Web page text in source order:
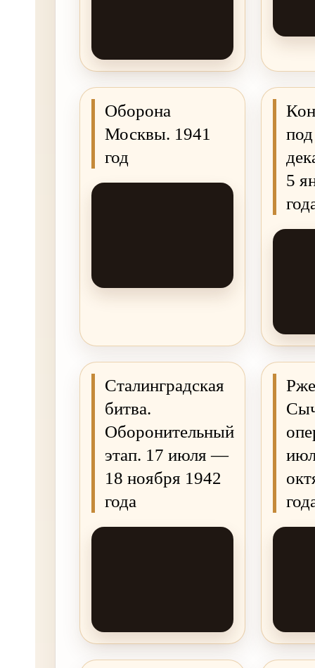
Оборона
Москвы. 1941
год
5
Сталинградская
битва.
Оборонительный
этап. 17 июля —
18 ноября 1942
года